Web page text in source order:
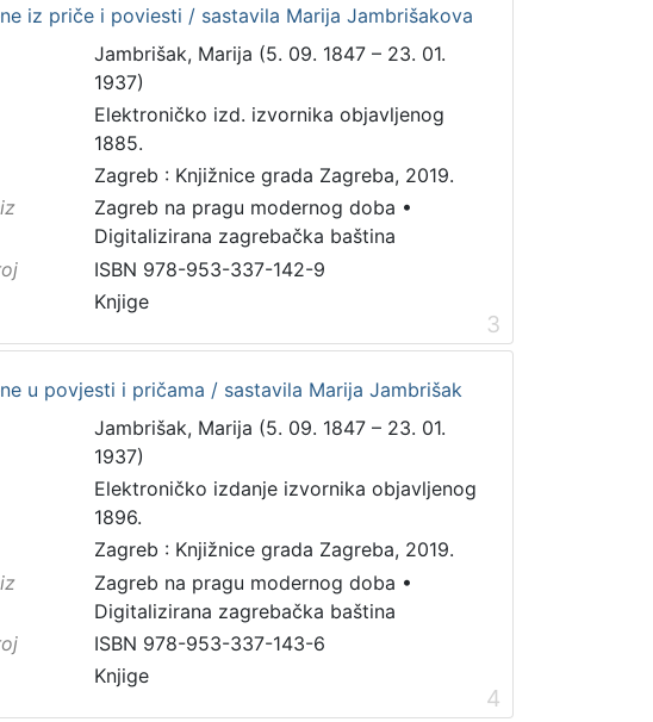
iz priče i poviesti / sastavila Marija Jambrišakova
Jambrišak, Marija (5. 09. 1847 – 23. 01.
1937)
Elektroničko izd. izvornika objavljenog
1885.
Zagreb : Knjižnice grada Zagreba, 2019.
Zagreb na pragu modernog doba •
Digitalizirana zagrebačka baština
ISBN 978-953-337-142-9
Knjige
3
u povjesti i pričama / sastavila Marija Jambrišak
Jambrišak, Marija (5. 09. 1847 – 23. 01.
1937)
Elektroničko izdanje izvornika objavljenog
1896.
Zagreb : Knjižnice grada Zagreba, 2019.
Zagreb na pragu modernog doba •
Digitalizirana zagrebačka baština
ISBN 978-953-337-143-6
Knjige
4